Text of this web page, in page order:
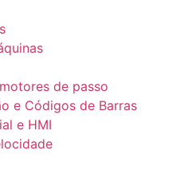
de passo
e Códigos de Barras
e HMI